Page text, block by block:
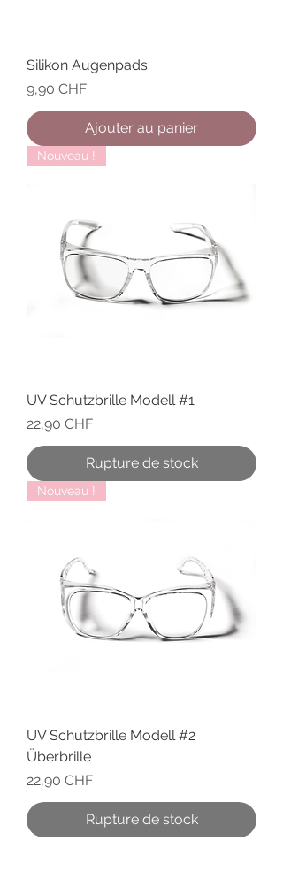
Silikon Augenpads
Prix
9,90 CHF
Ajouter au panier
Nouveau !
UV Schutzbrille Modell #1
Prix
22,90 CHF
Rupture de stock
Nouveau !
UV Schutzbrille Modell #2
Überbrille
Prix
22,90 CHF
Rupture de stock